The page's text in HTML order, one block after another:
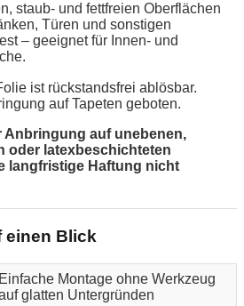
staub- und fettfreien Oberflächen
Türen und sonstigen
– geeignet für Innen- und
ist rückstandsfrei ablösbar.
auf Tapeten geboten.
Anbringung auf unebenen,
oder latexbeschichteten
langfristige Haftung nicht
einen Blick
Einfache Montage ohne Werkzeug
glatten Untergründen